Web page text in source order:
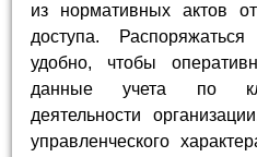
из нормативных актов
доступа.
удобно, чтобы
данные учета по
деятельности
управленческого